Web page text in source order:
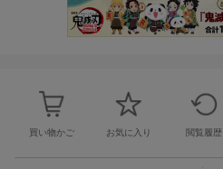
買い物かご お気に入り 閲覧履歴